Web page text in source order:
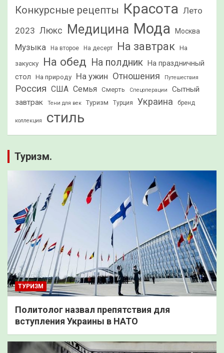
Конкурсные рецепты Красота Лето
2023 Люкс Медицина Мода Москва
Музыка На второе На десерт На завтрак На
закуску На обед На полдник
На праздничный
стол
На природу На ужин Отношения Путешествия
Россия США Семья Смерть Спецоперации
Сытный
завтрак
Тени для век Туризм Турция Украина бренд
коллекция стиль
Туризм.
ТУРИЗМ
Политолог назвал препятствия для
вступления Украины в НАТО